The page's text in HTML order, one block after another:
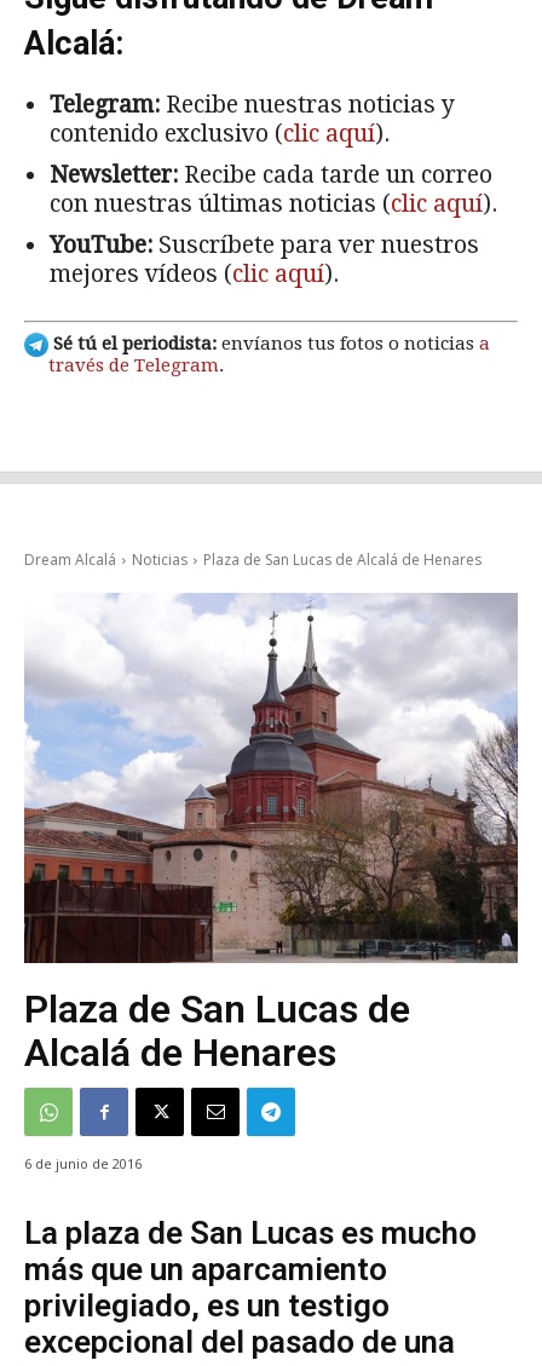
Alcalá:
Telegram: Recibe nuestras noticias y
contenido exclusivo (clic aquí).
Newsletter: Recibe cada tarde un correo
con nuestras últimas noticias (clic aquí).
YouTube: Suscríbete para ver nuestros
mejores vídeos (clic aquí).
Sé tú el periodista: envíanos tus fotos o noticias a
través de Telegram.